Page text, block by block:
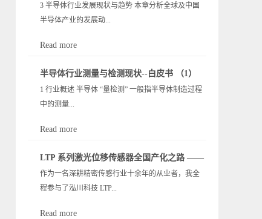
3 半导体行业发展现状与趋势 本章分析全球及中国
半导体产业的发展动...
力、挑战和技术演进路线等。 3.1 产业发展现状 全
球与中国市场规模： 受益于 5G、AI、物联网等需求
推动，全球半导体设备市场近年来快速扩张，2019
销售额约 1,063 亿美元，同比下降 1.3%。其中，中
设备）也保持增长：2023 年全球半导体量测和检测
Read more
半导体行业测量与检测现状--白皮书 （1）
1 行业概述 半导体 “量检测” 一般指半导体制造过程
中的测量...
片进行尺寸测量、缺陷检测、测试分析等环节。这
类设备通过精密仪器和软件，在晶圆制造从光刻到
封装的各阶段对关键参数和缺陷进行检测，把控产
Read more
LTP 系列激光位移传感器全国产化之路 ——
从技术依赖到自主可控的心路历程
作为一名深耕精密传感行业十余年的从业者，我全
程参与了泓川科技 LTP...
Read more